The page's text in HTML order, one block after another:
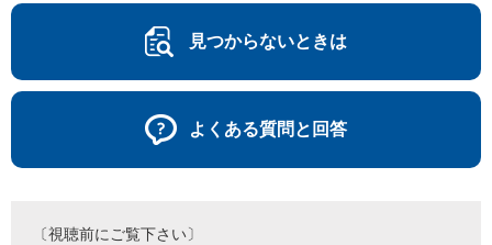
見つからないときは
よくある質問と回答
〔視聴前にご覧下さい〕